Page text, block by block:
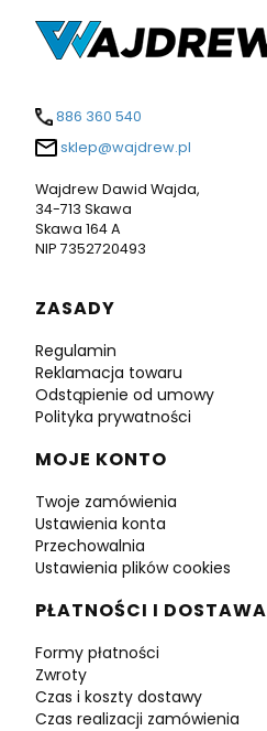
886 360 540
sklep@wajdrew.pl
Wajdrew Dawid Wajda,
34-713 Skawa
Skawa 164 A
NIP 7352720493
Linki w stopce
ZASADY
Regulamin
Reklamacja towaru
Odstąpienie od umowy
Polityka prywatności
MOJE KONTO
Twoje zamówienia
Ustawienia konta
Przechowalnia
Ustawienia plików cookies
PŁATNOŚCI I DOSTAWA
Formy płatności
Zwroty
Czas i koszty dostawy
Czas realizacji zamówienia